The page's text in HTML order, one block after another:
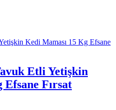
Etli Yetişkin
Efsane Fırsat